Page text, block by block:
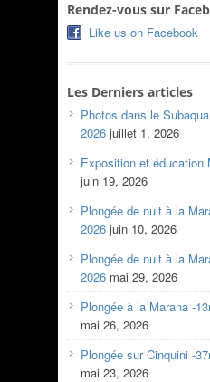
Rendez-vous sur
Like us on Facebook
Les Derniers articles
Photos dans le
2026 juillet 1, 2026
Exposition et éducation
juin 19, 2026
Plongée de nuit à la
2026 juin 10, 2026
Plongée de nuit à la
2026 mai 29, 2026
Plongée à la Marana -
mai 26, 2026
Plongée sur Cinquini -
mai 23, 2026